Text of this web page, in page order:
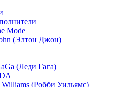
Mode
(Элтон Джон)
(Леди Гага)
Williams (Робби Уильямс)